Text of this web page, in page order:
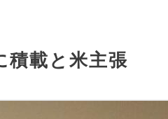
積載と米主張